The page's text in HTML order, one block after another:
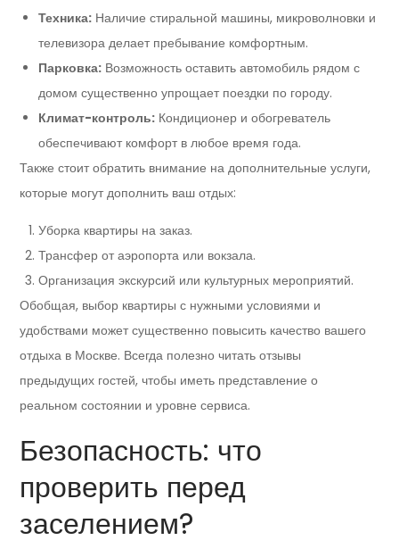
Техника: Наличие стиральной машины, микроволновки и
телевизора делает пребывание комфортным.
Парковка: Возможность оставить автомобиль рядом с
домом существенно упрощает поездки по городу.
Климат-контроль: Кондиционер и обогреватель
обеспечивают комфорт в любое время года.
Также стоит обратить внимание на дополнительные услуги,
которые могут дополнить ваш отдых:
Уборка квартиры на заказ.
Трансфер от аэропорта или вокзала.
Организация экскурсий или культурных мероприятий.
Обобщая, выбор квартиры с нужными условиями и
удобствами может существенно повысить качество вашего
отдыха в Москве. Всегда полезно читать отзывы
предыдущих гостей, чтобы иметь представление о
реальном состоянии и уровне сервиса.
Безопасность: что
проверить перед
заселением?